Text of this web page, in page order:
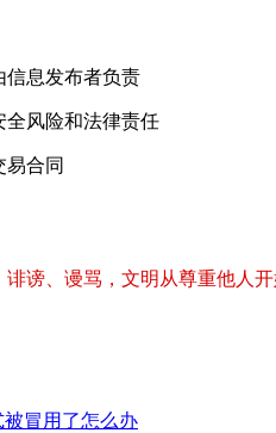
息发布者负责
风险和法律责任
合同
谤、谩骂，文明从尊重他人
被冒用了怎么办